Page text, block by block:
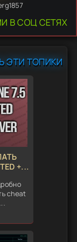
В СОЦ СЕТЯХ
ЭТИ ТОПИКИ
+...
cheat